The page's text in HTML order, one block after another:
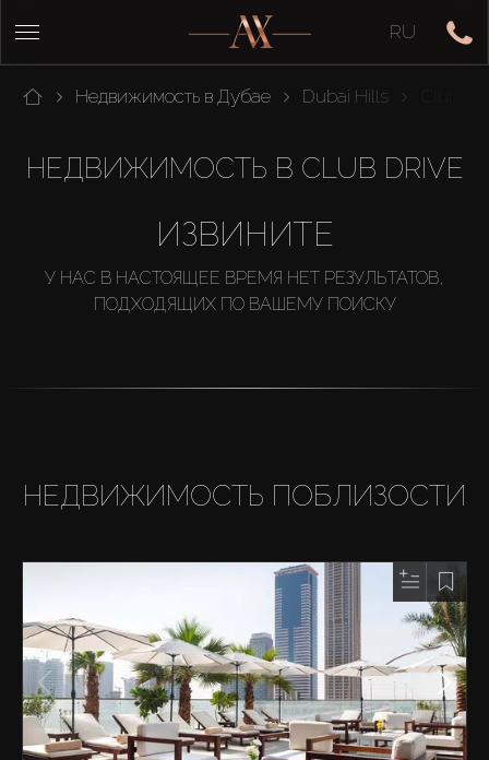
RU
Недвижимость в Дубае Dubai Hills
НЕДВИЖИМОСТЬ В CLUB DRIVE
ИЗВИНИТЕ
У НАС В НАСТОЯЩЕЕ ВРЕМЯ НЕТ РЕЗУЛЬТАТОВ,
ПОДХОДЯЩИХ ПО ВАШЕМУ ПОИСКУ
НЕДВИЖИМОСТЬ ПОБЛИЗОСТИ